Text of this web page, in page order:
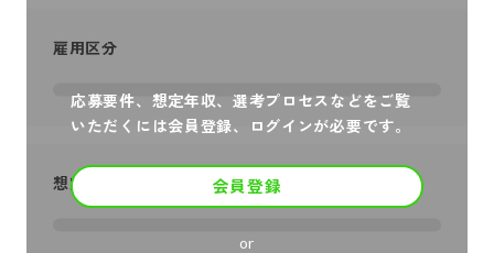
応募要件、想定年収、選考プロセスなどをご覧
いただくには会員登録、ログインが必要です。
会員登録
or
雇用区分
想定年収